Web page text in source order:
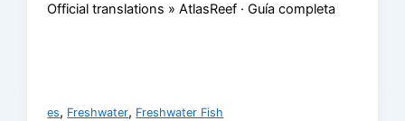
Official translations » AtlasReef · Guía completa
es, Freshwater, Freshwater Fish